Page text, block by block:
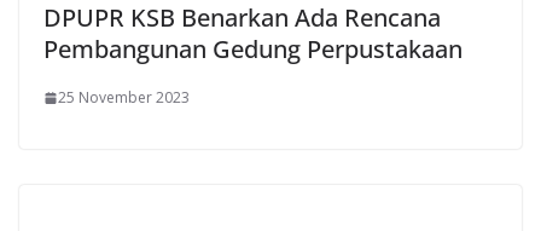
DPUPR KSB Benarkan Ada Rencana
Pembangunan Gedung Perpustakaan
25 November 2023